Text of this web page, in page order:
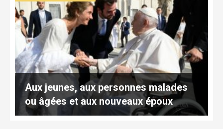
Aux jeunes, aux personnes malades
ou âgées et aux nouveaux époux